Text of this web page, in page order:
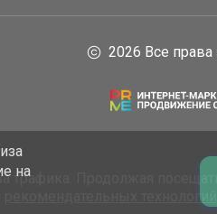
2026 Все
трафика. Продолжая
рекомендательных технологий
на